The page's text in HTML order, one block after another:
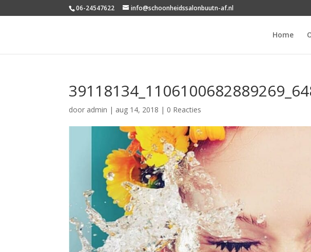
06-24547622 info@schoonheidssalonbuutn-af.nl
Home
door admin | aug 14, 2018 | 0 Reacties